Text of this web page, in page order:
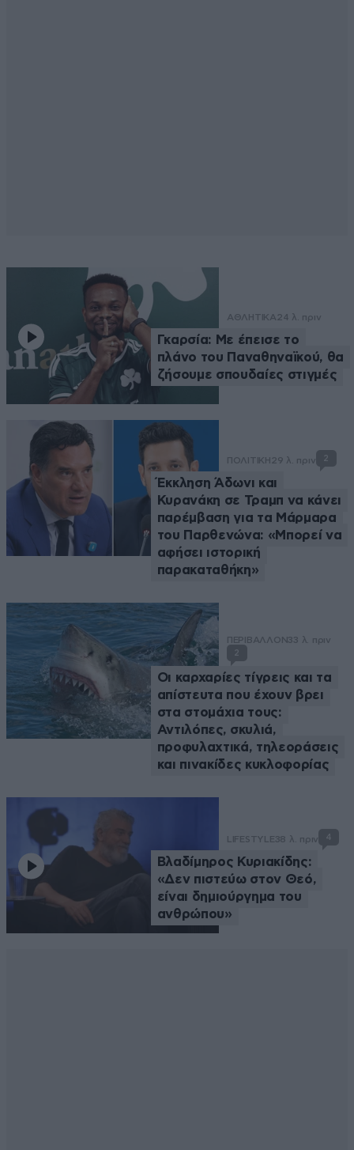
ΑΘΛΗΤΙΚΑ24 λ. πριν
Γκαρσία: Με έπεισε το
πλάνο του Παναθηναϊκού, θα
ζήσουμε σπουδαίες στιγμές
ΠΟΛΙΤΙΚΗ 29 λ. πριν 2
Έκκληση Άδωνι και
Κυρανάκη σε Τραμπ να κάνει
παρέμβαση για τα Μάρμαρα
του Παρθενώνα: «Μπορεί να
αφήσει ιστορική
παρακαταθήκη»
ΠΕΡΙΒΑΛΛΟΝ33 λ. πριν
2
Οι καρχαρίες τίγρεις και τα
απίστευτα που έχουν βρει
στα στομάχια τους:
Αντιλόπες, σκυλιά,
προφυλαχτικά, τηλεοράσεις
και πινακίδες κυκλοφορίας
LIFESTYLE38 λ. πριν 4
Βλαδίμηρος Κυριακίδης:
«Δεν πιστεύω στον Θεό,
είναι δημιούργημα του
ανθρώπου»